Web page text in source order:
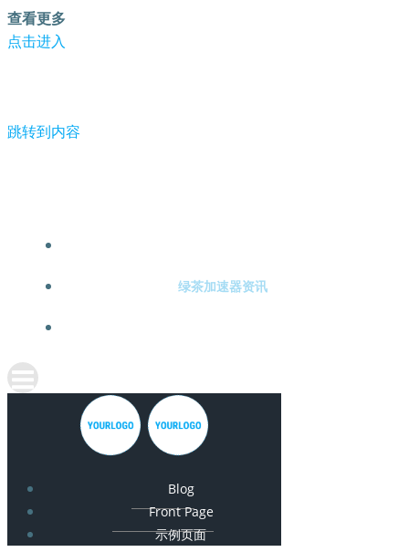
查看更多
点击进入
跳转到内容
绿茶加速器资讯
Blog
Front Page
示例页面